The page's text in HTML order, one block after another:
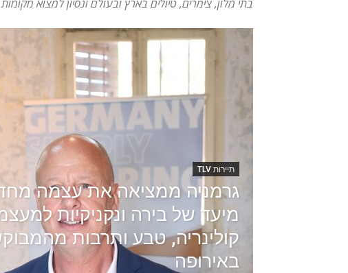
בתי מלון, צימרים, טיולים בארץ ובעולם ונסיון למצוא
תיירות TLV
גרמניה ממציאה את עצמה
מיעד של בירה ונקניקיות
קולינריה, טבע ותרבות
באירופה